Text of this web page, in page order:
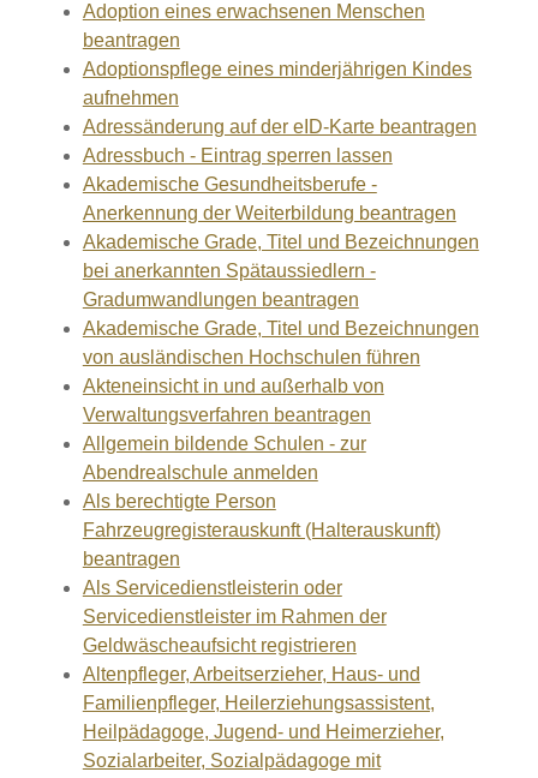
Adoption eines erwachsenen Menschen
beantragen
Adoptionspflege eines minderjährigen Kindes
aufnehmen
Adressänderung auf der eID-Karte beantragen
Adressbuch - Eintrag sperren lassen
Akademische Gesundheitsberufe -
Anerkennung der Weiterbildung beantragen
Akademische Grade, Titel und Bezeichnungen
bei anerkannten Spätaussiedlern -
Gradumwandlungen beantragen
Akademische Grade, Titel und Bezeichnungen
von ausländischen Hochschulen führen
Akteneinsicht in und außerhalb von
Verwaltungsverfahren beantragen
Allgemein bildende Schulen - zur
Abendrealschule anmelden
Als berechtigte Person
Fahrzeugregisterauskunft (Halterauskunft)
beantragen
Als Servicedienstleisterin oder
Servicedienstleister im Rahmen der
Geldwäscheaufsicht registrieren
Altenpfleger, Arbeitserzieher, Haus- und
Familienpfleger, Heilerziehungsassistent,
Heilpädagoge, Jugend- und Heimerzieher,
Sozialarbeiter, Sozialpädagoge mit